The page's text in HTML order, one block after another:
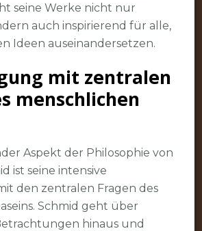
seine Werke nicht nur
auch inspirierend für alle,
Ideen auseinandersetzen.
mit zentralen
menschlichen
Aspekt der Philosophie von
ist seine intensive
den zentralen Fragen des
Schmid geht über
hinaus und